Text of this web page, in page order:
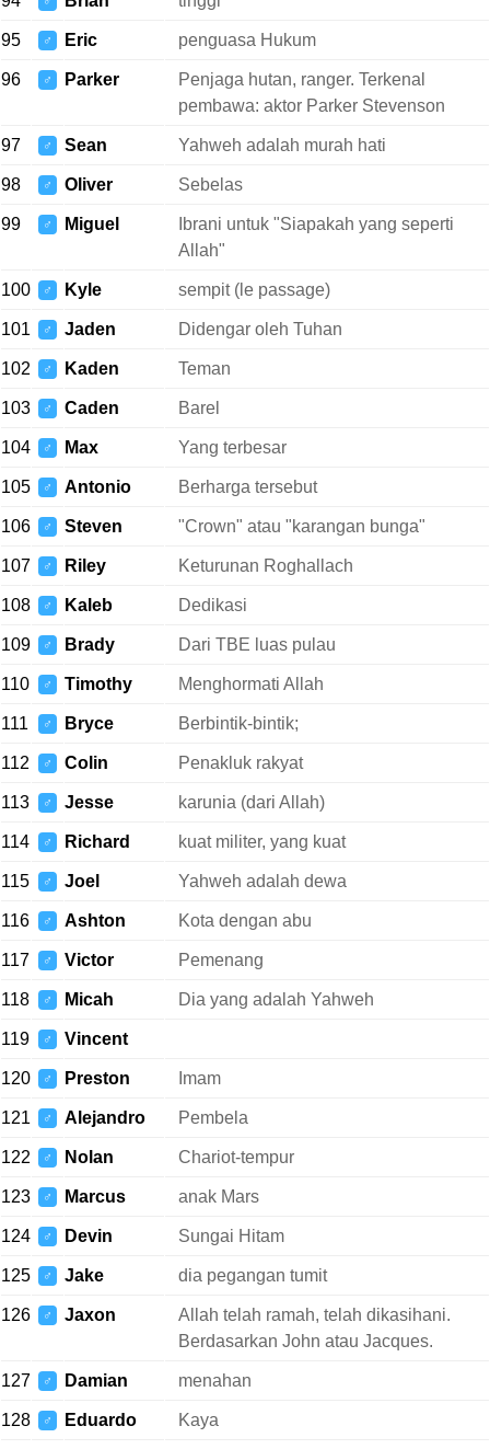
95 ♂ Eric penguasa Hukum
96 ♂ Parker
Penjaga hutan, ranger. Terkenal
pembawa: aktor Parker Stevenson
97 ♂ Sean Yahweh adalah murah hati
98 ♂ Oliver Sebelas
99 ♂ Miguel
Ibrani untuk "Siapakah yang seperti
Allah"
100 ♂ Kyle sempit (le passage)
101 ♂ Jaden Didengar oleh Tuhan
102 ♂ Kaden Teman
103 ♂ Caden Barel
104 ♂ Max Yang terbesar
105 ♂ Antonio Berharga tersebut
106 ♂ Steven "Crown" atau "karangan bunga"
107 ♂ Riley Keturunan Roghallach
108 ♂ Kaleb Dedikasi
109 ♂ Brady Dari TBE luas pulau
110 ♂ Timothy Menghormati Allah
111 ♂ Bryce Berbintik-bintik;
112 ♂ Colin Penakluk rakyat
113 ♂ Jesse karunia (dari Allah)
114 ♂ Richard kuat militer, yang kuat
115 ♂ Joel Yahweh adalah dewa
116 ♂ Ashton Kota dengan abu
117 ♂ Victor Pemenang
118 ♂ Micah Dia yang adalah Yahweh
119 ♂ Vincent
120 ♂ Preston Imam
121 ♂ Alejandro Pembela
122 ♂ Nolan Chariot-tempur
123 ♂ Marcus anak Mars
124 ♂ Devin Sungai Hitam
125 ♂ Jake dia pegangan tumit
126 ♂ Jaxon
Allah telah ramah, telah dikasihani.
Berdasarkan John atau Jacques.
127 ♂ Damian menahan
128 ♂ Eduardo Kaya